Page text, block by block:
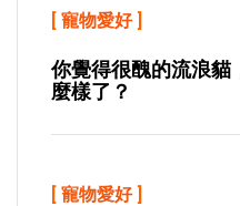
[ 寵物愛好]
你覺得很醜的流浪貓
麼樣了？
[ 寵物愛好]